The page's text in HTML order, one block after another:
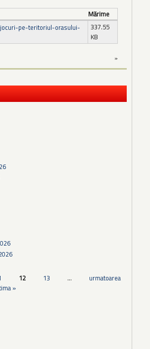
Mărime
pe-teritoriul-orasului-
337.55
KB
»
12 13 …
urmatoarea
»